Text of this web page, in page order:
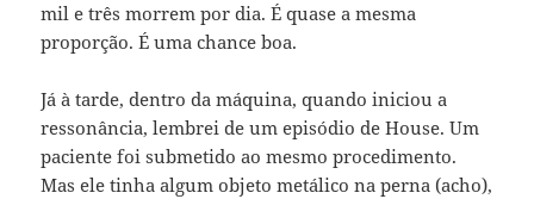
mil e três morrem por dia. É quase a mesma
proporção. É uma chance boa.
Já à tarde, dentro da máquina, quando iniciou a
ressonância, lembrei de um episódio de House. Um
paciente foi submetido ao mesmo procedimento.
Mas ele tinha algum objeto metálico na perna (acho),